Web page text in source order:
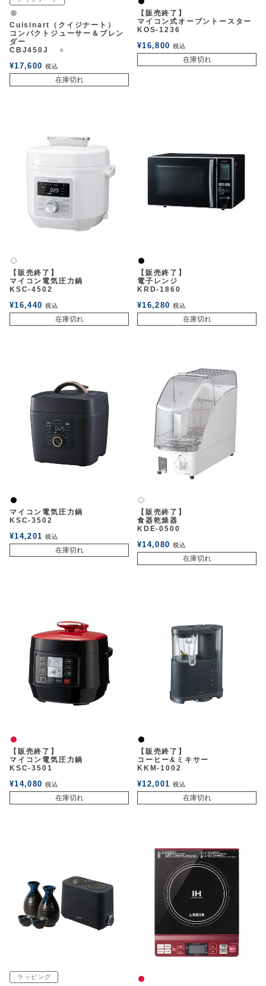
グレー
Cuisinart（クイジナート）
コンパクトジューサー＆ブレン
ダー
CBJ450J ○
¥17,600 税込
在庫切れ
【販売終了】
マイコン式オーブントースター
KOS-1236
¥16,800 税込
在庫切れ
白2
【販売終了】
マイコン電気圧力鍋
KSC-4502
¥16,440 税込
在庫切れ
黒
【販売終了】
電子レンジ
KRD-1860
¥16,280 税込
在庫切れ
黒
マイコン電気圧力鍋
KSC-3502
¥14,201 税込
在庫切れ
白2
【販売終了】
食器乾燥器
KDE-0500
¥14,080 税込
在庫切れ
赤
【販売終了】
マイコン電気圧力鍋
KSC-3501
¥14,080 税込
在庫切れ
黒
【販売終了】
コーヒー&ミキサー
KKM-1002
¥12,001 税込
在庫切れ
ラッピング 赤